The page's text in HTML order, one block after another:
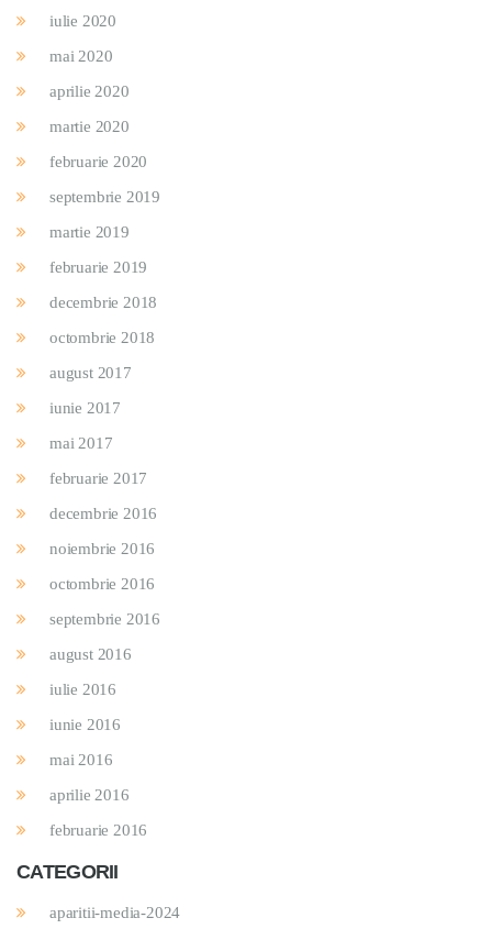
iulie 2020
mai 2020
aprilie 2020
martie 2020
februarie 2020
septembrie 2019
martie 2019
februarie 2019
decembrie 2018
octombrie 2018
august 2017
iunie 2017
mai 2017
februarie 2017
decembrie 2016
noiembrie 2016
octombrie 2016
septembrie 2016
august 2016
iulie 2016
iunie 2016
mai 2016
aprilie 2016
februarie 2016
CATEGORII
aparitii-media-2024